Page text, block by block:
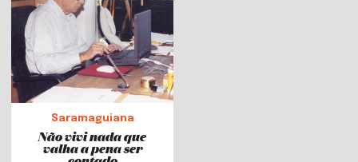
Saramaguiana
Não vivi nada que
valha a pena ser